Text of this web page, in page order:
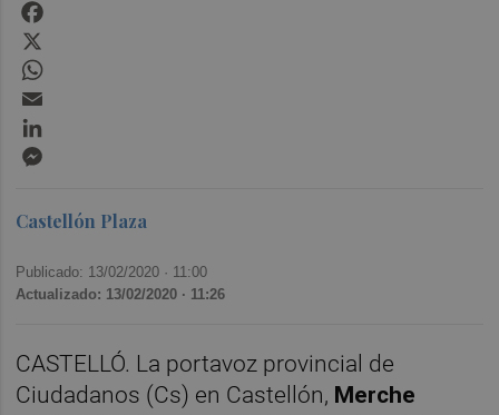
Castellón Plaza
Publicado: 13/02/2020 · 11:00
Actualizado: 13/02/2020 · 11:26
CASTELLÓ. La portavoz provincial de
Ciudadanos (Cs) en Castellón, Merche